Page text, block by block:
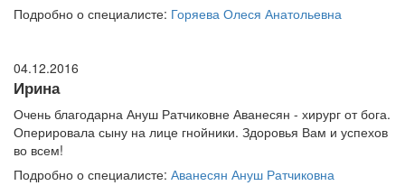
Подробно о специалисте: Горяева Олеся Анатольевна
04.12.2016
Ирина
Очень благодарна Ануш Ратчиковне Аванесян - хирург от бога.
Оперировала сыну на лице гнойники. Здоровья Вам и успехов
во всем!
Подробно о специалисте: Аванесян Ануш Ратчиковна